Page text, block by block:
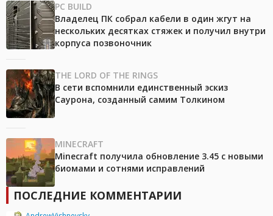
PC BUILD
Владелец ПК собрал кабели в один жгут на
нескольких десятках стяжек и получил внутри
корпуса позвоночник
THE LORD OF THE RINGS
В сети вспомнили единственный эскиз
Саурона, созданный самим Толкином
MINECRAFT
Minecraft получила обновление 3.45 с новыми
биомами и сотнями исправлений
ПОСЛЕДНИЕ КОММЕНТАРИИ